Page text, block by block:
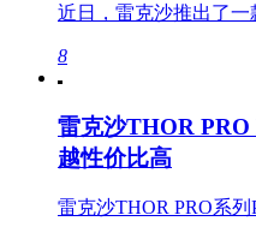
近日，雷克沙推出了一
8
雷克沙THOR PRO
越性价比高
雷克沙THOR PRO系列